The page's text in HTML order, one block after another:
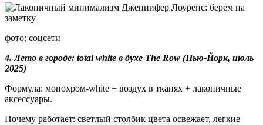
фото: соцсети
4. Лето в городе: total white в духе The Row (Нью-Йорк, июль
2025)
Формула: монохром-white + воздух в тканях + лаконичные
аксессуары.
Почему работает: светлый столбик цвета освежает, легкие